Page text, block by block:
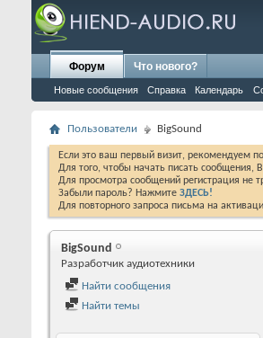
Форум
Новые сообщения Справка Календарь
Что нового?
Пользователи BigSound
Если это ваш первый визит, рекомендуем
Для того, чтобы начать писать сообщения,
Для просмотра сообщений регистрация не
Забыли пароль? Нажмите ЗДЕСЬ!
Для повторного запроса письма на
BigSound
Разработчик аудиотехники
Найти сообщения
Найти темы